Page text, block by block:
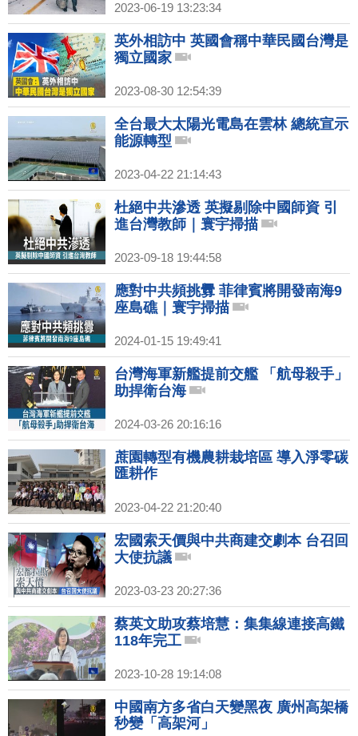
2023-06-19 13:23:34
英外相訪中 英國會稱中華民國台灣是
獨立國家
2023-08-30 12:54:39
全台最大太陽光電島在雲林 總統宣示
能源轉型
2023-04-22 21:14:43
杜絕中共滲透 英擬剔除中國師資 引
進台灣教師｜寰宇掃描
2023-09-18 19:44:58
應對中共頻挑釁 菲律賓將開發南海9
座島礁｜寰宇掃描
2024-01-15 19:49:41
台灣海軍新艦提前交艦 「航母殺手」
助捍衛台海
2024-03-26 20:16:16
蔗園轉型有機農耕栽培區 導入淨零碳
匯耕作
2023-04-22 21:20:40
宏國索天價與中共商建交劇本 台召回
大使抗議
2023-03-23 20:27:36
蔡英文助攻蔡培慧：集集線連接高鐵
118年完工
2023-10-28 19:14:08
中國南方多省白天變黑夜 廣州高架橋
秒變「高架河」